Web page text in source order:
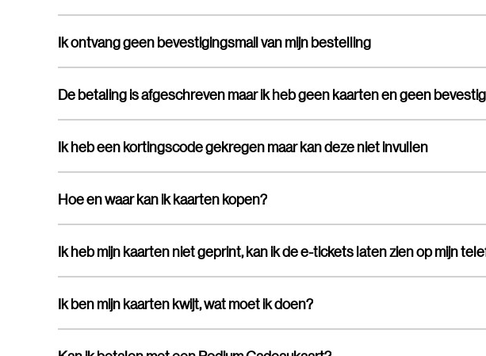
Ik ontvang geen bevestigingsmail van mijn bestelling
Ik heb een kortingscode gekregen maar kan deze niet invullen
Hoe en waar kan ik kaarten kopen?
Ik ben mijn kaarten kwijt, wat moet ik doen?